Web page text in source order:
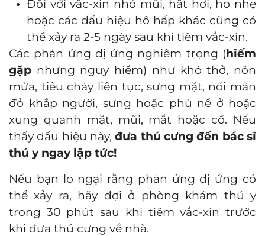
Đối với vắc-xin nhỏ mũi, hắt hơi, ho nhẹ
hoặc các dấu hiệu hô hấp khác cũng có
thể xảy ra 2-5 ngày sau khi tiêm vắc-xin.
Các phản ứng dị ứng nghiêm trọng (hiếm
gặp nhưng nguy hiểm) như khó thở, nôn
mửa, tiêu chảy liên tục, sưng mặt, nổi mẩn
đỏ khắp người, sưng hoặc phù nề ở hoặc
xung quanh mặt, mũi, mắt hoặc cổ. Nếu
thấy dấu hiệu này,đưa thú cưng đến bác sĩ
thú y ngay lập tức!
Nếu bạn lo ngại rằng phản ứng dị ứng có
thể xảy ra, hãy đợi ở phòng khám thú y
trong 30 phút sau khi tiêm vắc-xin trước
khi đưa thú cưng về nhà.